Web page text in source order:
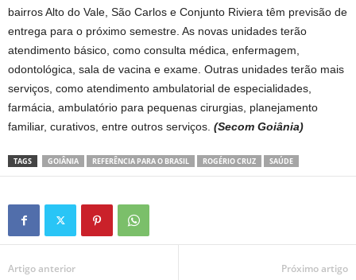
bairros Alto do Vale, São Carlos e Conjunto Riviera têm previsão de
entrega para o próximo semestre. As novas unidades terão
atendimento básico, como consulta médica, enfermagem,
odontológica, sala de vacina e exame. Outras unidades terão mais
serviços, como atendimento ambulatorial de especialidades,
farmácia, ambulatório para pequenas cirurgias, planejamento
familiar, curativos, entre outros serviços. (Secom Goiânia)
TAGS GOIÂNIA REFERÊNCIA PARA O BRASIL ROGÉRIO CRUZ SAÚDE
Artigo anterior Próximo artigo